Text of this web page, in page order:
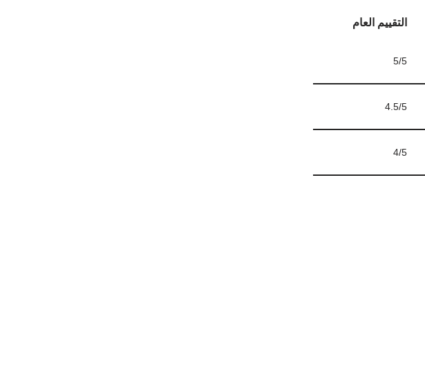
التقييم العام
5/5
4.5/5
4/5